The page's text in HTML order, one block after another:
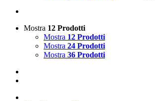
Mostra 12 Prodotti
Mostra 12 Prodotti
Mostra 24 Prodotti
Mostra 36 Prodotti